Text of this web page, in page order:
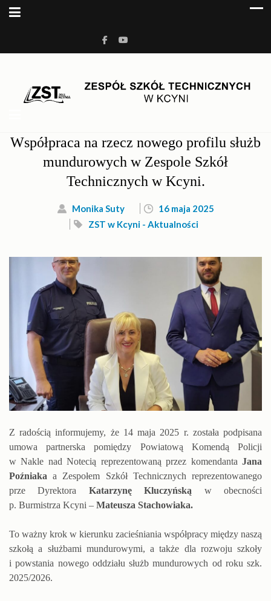
TECHNICZNYCH W KCYNI
Współpraca na rzecz nowego profilu służb
mundurowych w Zespole Szkół
Technicznych w Kcyni.
Monika Suty
16 maja 2025
ZST w Kcyni - Aktualności
Z radością informujemy, że 14 maja 2025 r. została podpisana
umowa partnerska pomiędzy Powiatową Komendą Policji
w Nakle nad Notecią reprezentowaną przez komendanta Jana
Poźniaka a Zespołem Szkół Technicznych reprezentowanego
prze Dyrektora Katarzynę Kluczyńską w obecności
p. Burmistrza Kcyni – Mateusza Stachowiaka.
To ważny krok w kierunku zacieśniania współpracy między naszą
szkołą a służbami mundurowymi, a także dla rozwoju szkoły
i powstania nowego oddziału służb mundurowych od roku szk.
2025/2026.